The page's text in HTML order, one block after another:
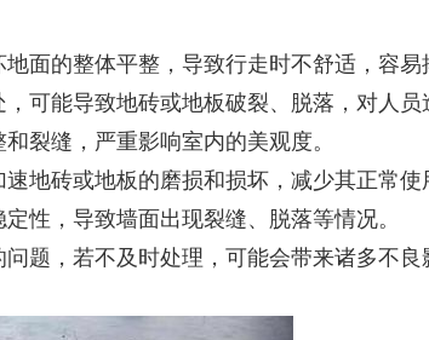
面的整体平整，导致行走时不舒适，容易
可能导致地砖或地板破裂、脱落，对人员
裂缝，严重影响室内的美观度。
地砖或地板的磨损和损坏，减少其正常使
性，导致墙面出现裂缝、脱落等情况。
题，若不及时处理，可能会带来诸多不良